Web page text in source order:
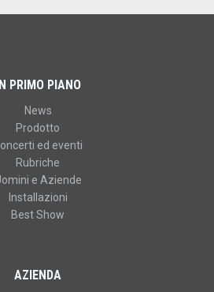
PRIMO PIANO
News
Prodotto
ed eventi
Rubriche
e Aziende
Installazioni
Best Show
AZIENDA